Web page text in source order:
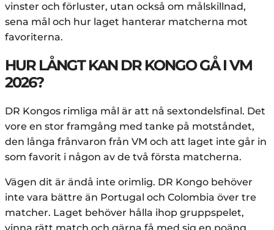
vinster och förluster, utan också om målskillnad,
sena mål och hur laget hanterar matcherna mot
favoriterna.
HUR LÅNGT KAN DR KONGO GÅ I VM
2026?
DR Kongos rimliga mål är att nå sextondelsfinal. Det
vore en stor framgång med tanke på motståndet,
den långa frånvaron från VM och att laget inte går in
som favorit i någon av de två första matcherna.
Vägen dit är ändå inte orimlig. DR Kongo behöver
inte vara bättre än Portugal och Colombia över tre
matcher. Laget behöver hålla ihop gruppspelet,